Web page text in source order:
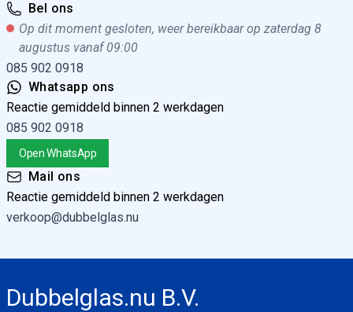
Bel ons
Op dit moment gesloten, weer bereikbaar op zaterdag 8
augustus vanaf 09:00
085 902 0918
Whatsapp ons
Reactie gemiddeld binnen 2 werkdagen
085 902 0918
Open WhatsApp
Mail ons
Reactie gemiddeld binnen 2 werkdagen
verkoop@dubbelglas.nu
Dubbelglas.nu B.V.